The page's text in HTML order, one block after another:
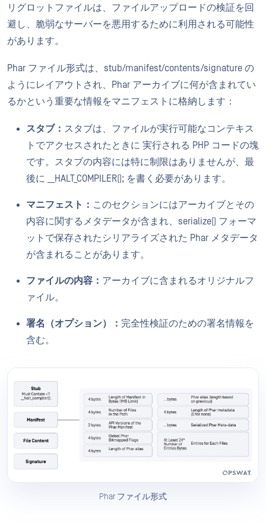
リグロットファイルは、ファイルアップロードの検証を回
避し、脆弱なサーバーを悪用するために利用される可能性
があります。
Phar ファイル形式は、stub/manifest/contents/signature の
ようにレイアウトされ、Phar アーカイブに何が含まれてい
るかという重要な情報をマニフェストに格納します：
スタブ： スタブは、ファイルが実行可能なコンテキス
トでアクセスされたときに 実行される PHP コードの塊
です。スタブの内容には特に制限はありませんが、最
後に __HALT_COMPILER(); を書く必要があります。
マニフェスト： このセクションにはアーカイブとその
内容に関するメタデータが含まれ、serialize() フォーマ
ットで保存されたシリアライズされた Phar メタデータ
が含まれることがあります。
ファイルの内容： アーカイブに含まれるオリジナルフ
ァイル。
署名（オプション）： 完全性検証のための署名情報を
含む。
Phar ファイル形式